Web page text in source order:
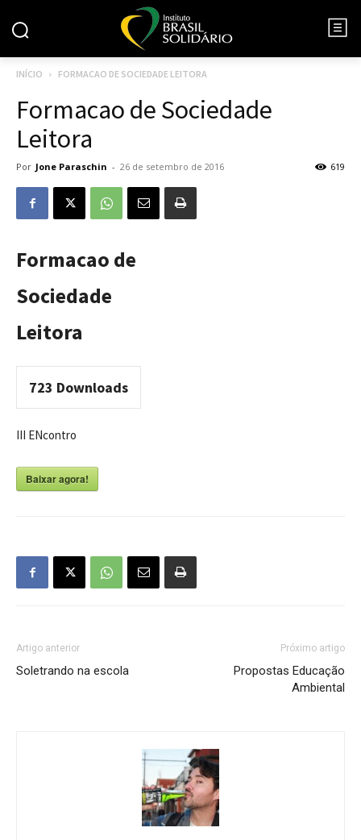
INÍCIO FORMACAO DE SOCIEDADE LEITORA
Formacao de Sociedade
Leitora
Por Jone Paraschin - 26 de setembro de 2016 619
Formacao de
Sociedade
Leitora
723 Downloads
III ENcontro
Baixar agora!
Artigo anterior
Soletrando na escola
Próximo artigo
Propostas Educação
Ambiental